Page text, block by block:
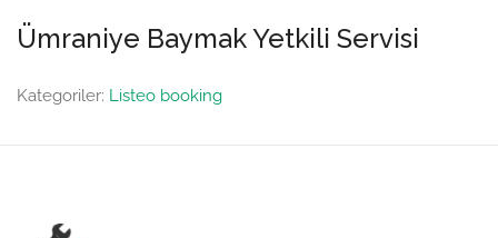
Ümraniye Baymak Yetkili Servisi
Kategoriler: Listeo booking